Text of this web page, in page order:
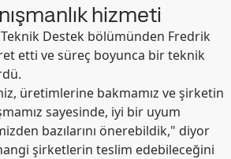
hizmeti
Destek bölümünden Fredrik
etti ve süreç boyunca bir teknik
üretimlerine bakmamız ve şirketin
sayesinde, iyi bir uyum
bazılarını önerebildik," diyor
şirketlerin teslim edebileceğini